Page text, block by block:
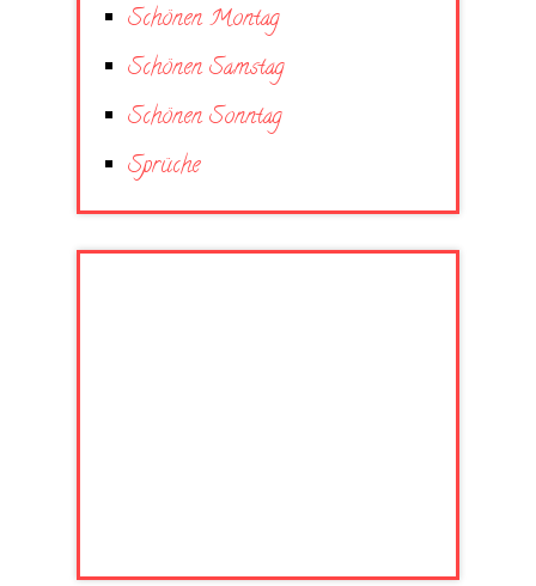
Schönen Montag
Schönen Samstag
Schönen Sonntag
Sprüche